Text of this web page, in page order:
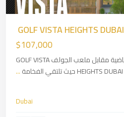
GOLF VISTA HEIGHTS DUBAI
$107,000
مشروع جديد بالمدينة الرياضية مقابل ملعب الجولف GOLF VISTA
HEIGHTS DUBAI حيث تلتقي الفخامة
...
Dubai